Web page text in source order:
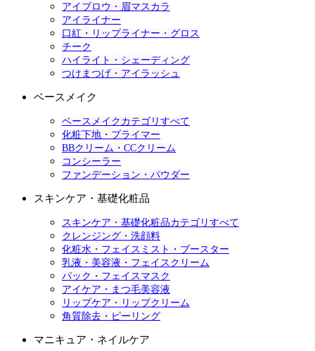
アイブロウ・眉マスカラ
アイライナー
口紅・リップライナー・グロス
チーク
ハイライト・シェーディング
つけまつげ・アイラッシュ
ベースメイク
ベースメイクカテゴリすべて
化粧下地・プライマー
BBクリーム・CCクリーム
コンシーラー
ファンデーション・パウダー
スキンケア・基礎化粧品
スキンケア・基礎化粧品カテゴリすべて
クレンジング・洗顔料
化粧水・フェイスミスト・ブースター
乳液・美容液・フェイスクリーム
パック・フェイスマスク
アイケア・まつ毛美容液
リップケア・リップクリーム
角質除去・ピーリング
マニキュア・ネイルケア